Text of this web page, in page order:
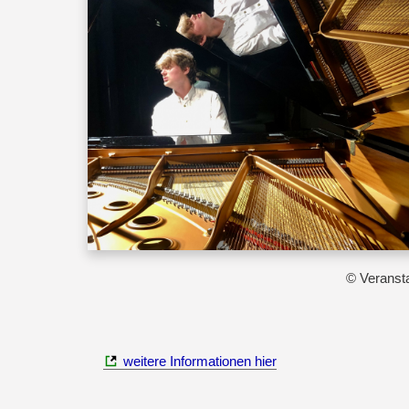
©
weitere Informationen hier